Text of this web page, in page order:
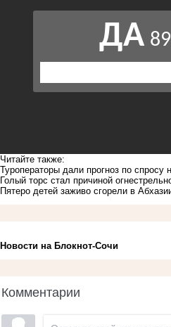
Читайте также:
Туроператоры дали прогноз по спросу
Голый торс стал причиной
Пятеро детей заживо сгорели в
Новости на Блoкнoт-Сочи
Комментарии